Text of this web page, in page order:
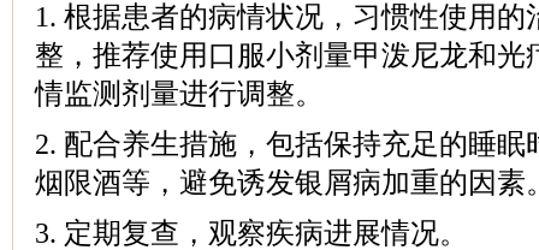
1. 根据患者的病情状况，习惯性使用
整，推荐使用口服小剂量甲泼尼龙和光
情监测剂量进行调整。
2. 配合养生措施，包括保持充足的睡眠
烟限酒等，避免诱发银屑病加重的因素
3. 定期复查，观察疾病进展情况。